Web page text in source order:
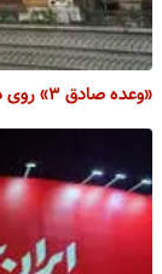
«وعده صادق ۳» روی دیوارنگاره میدان ولیعصر (عج)